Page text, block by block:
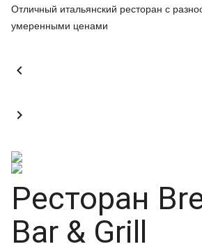
Отличный итальянский ресторан с
умеренными ценами


Ресторан
Bar & Grill